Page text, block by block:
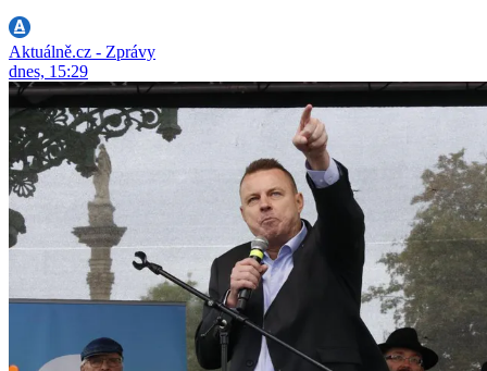
Aktuálně.cz - Zprávy
dnes, 15:29